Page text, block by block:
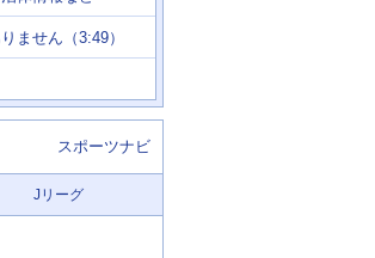
ません（3:49）
スポーツナビ
Jリーグ